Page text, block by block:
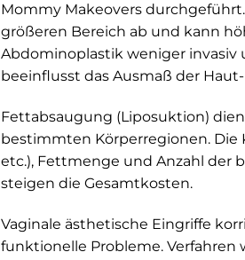
Mommy Makeovers
größeren Bereich ab und kann
Abdominoplastik weniger invasiv
beeinflusst das Ausmaß der
Fettabsaugung (Liposuktion)
bestimmten Körperregionen. Die
etc.), Fettmenge und Anzahl der
steigen die Gesamtkosten.
Vaginale ästhetische Eingriffe
funktionelle Probleme. Verfahren